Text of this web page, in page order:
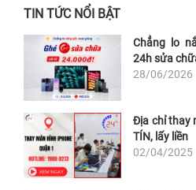
TIN TỨC NỔI BẬT
Chẳng lo
24h sửa
28/06/2026
Địa chỉ thay
TÍN, lấy liền
02/04/2025